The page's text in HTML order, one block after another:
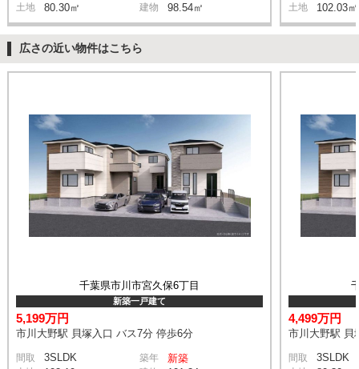
土地 80.30㎡ 建物 98.54㎡ 土地 102.03㎡
広さの近い物件はこちら
千葉県市川市宮久保6丁目
新築一戸建て
5,199万円
市川大野駅 貝塚入口 バス7分 停歩6分
間取 3SLDK 築年 新築
4,499万円
市川大野駅 貝
間取 3SLDK